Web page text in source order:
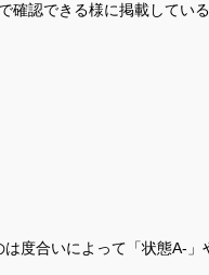
認できる様に掲載して
度合いによって「状態A-」